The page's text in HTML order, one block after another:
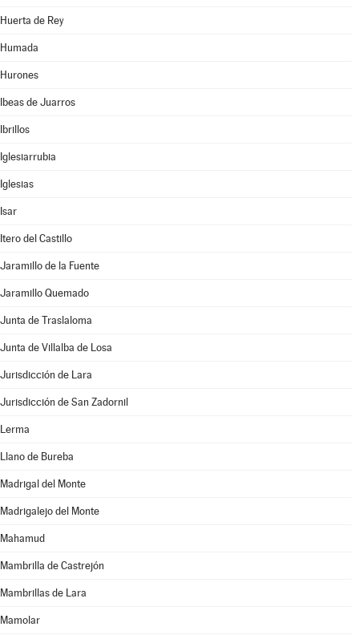
Huerta de Rey
Humada
Hurones
Ibeas de Juarros
Ibrillos
Iglesiarrubia
Iglesias
Isar
Itero del Castillo
Jaramillo de la Fuente
Jaramillo Quemado
Junta de Traslaloma
Junta de Villalba de Losa
Jurisdicción de Lara
Jurisdicción de San Zadornil
Lerma
Llano de Bureba
Madrigal del Monte
Madrigalejo del Monte
Mahamud
Mambrilla de Castrejón
Mambrillas de Lara
Mamolar